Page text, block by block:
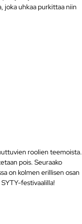
joka uhkaa purkittaa niin
roolien teemoista.
pois. Seuraako
on kolmen erillisen osan
festivaalilla!